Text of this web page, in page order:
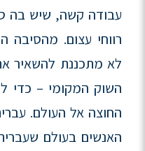
עבודה קשה, שיש בה
רווחי עצום.
לא מתכננת להשאיר
השוק המקומי – כדי
החוצה אל העולם.
האנשים בעולם